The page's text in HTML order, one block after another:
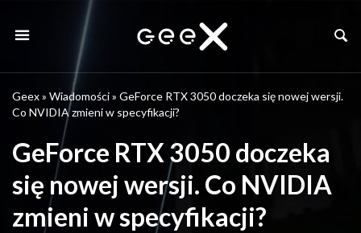
Geex» Wiadomości» GeForce RTX 3050 doczeka się nowej wersji.
Co NVIDIA zmieni w specyfikacji?
GeForce RTX 3050 doczeka
się nowej wersji. Co NVIDIA
zmieni w specyfikacji?